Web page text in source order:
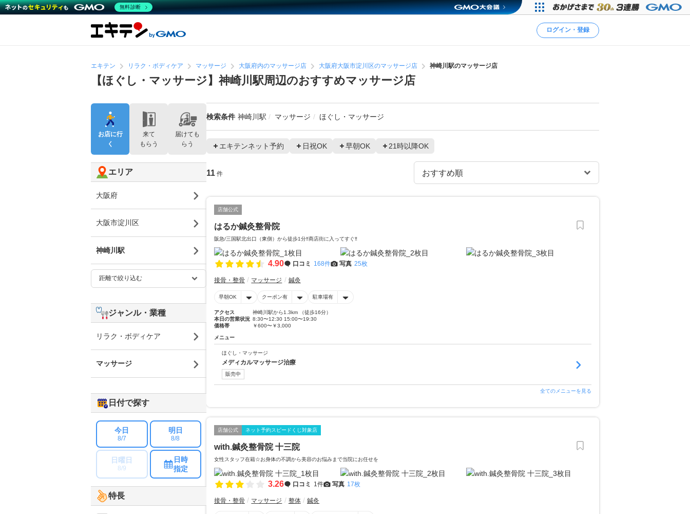
ログイン・登録
エキテン リラク・ボディケア マッサージ 大阪府内のマッサージ店 大阪府大阪市淀川区のマッサージ店 神崎川駅のマッサージ店
【ほぐし・マッサージ】神崎川駅周辺のおすすめマッサージ店
検索条件 神崎川駅 マッサージ ほぐし・マッサージ
エキテンネット予約 日祝OK 早朝OK 21時以降OK
11 件
店舗公式
はるか鍼灸整骨院
阪急/三国駅北出口（東側）から徒歩1分‼商店街に入ってすぐ‼
4.90 口コミ 168件 写真 25枚
接骨・整骨 マッサージ 鍼灸
早朝OK クーポン有 駐車場有
アクセス
神崎川駅から1.3km （徒歩16分）
本日の営業状況 8:30〜12:30 15:00〜19:30
価格帯
￥600〜￥3,000
メニュー
ほぐし・マッサージ
メディカルマッサージ治療
販売中
全てのメニューを見る
店舗公式 ネット予約スピードくじ対象店
with.鍼灸整骨院 十三院
女性スタッフ在籍☆お身体の不調から美容のお悩みまで当院にお任せを
3.26 口コミ 1件 写真 17枚
接骨・整骨 マッサージ 整体 鍼灸
お店に行
く
来て
もらう
届けても
らう
エリア
大阪府
大阪市淀川区
神崎川駅
ジャンル・業種
リラク・ボディケア
マッサージ
日付で探す
今日
8/7
明日
8/8
日曜日
8/9
日時
指定
特長
無料診断